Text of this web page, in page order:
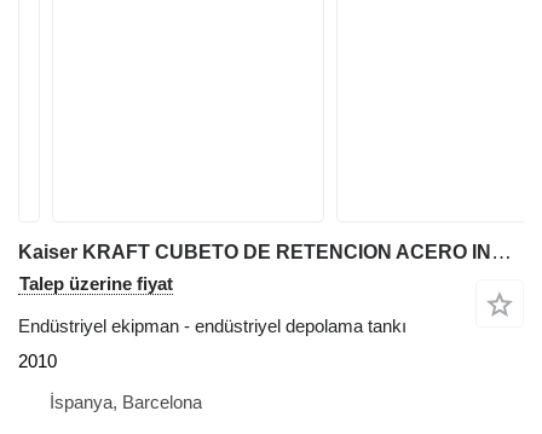
Kaiser KRAFT CUBETO DE RETENCION ACERO INOXIDABLE
Talep üzerine fiyat
Endüstriyel ekipman - endüstriyel depolama tankı
2010
İspanya, Barcelona